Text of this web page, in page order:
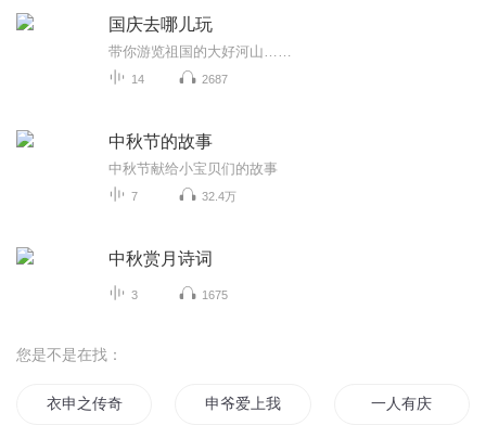
国庆去哪儿玩
带你游览祖国的大好河山……
14 2687
中秋节的故事
中秋节献给小宝贝们的故事
7 32.4万
中秋赏月诗词
3 1675
您是不是在找：
衣申之传奇 申爷爱上我了吧 一人有庆